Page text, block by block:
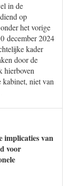
in de
op
het vorige
december 2024
kader
door de
hierboven
kabinet, niet van
implicaties van
voor